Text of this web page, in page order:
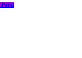
Peral